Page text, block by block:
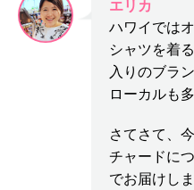
エリカ
ハワイでは
シャツを着
入りのブラ
ローカルも
さてさて、
チャードに
でお届けしま